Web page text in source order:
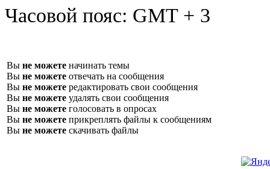
Часовой пояс: GMT + 3
Вы не можете начинать темы
Вы не можете отвечать на сообщения
Вы не можете редактировать свои сообщения
Вы не можете удалять свои сообщения
Вы не можете голосовать в опросах
Вы не можете прикреплять файлы к сообщениям
Вы не можете скачивать файлы